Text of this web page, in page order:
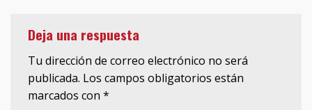
Deja una respuesta
Tu dirección de correo electrónico no será
publicada. Los campos obligatorios están
marcados con *